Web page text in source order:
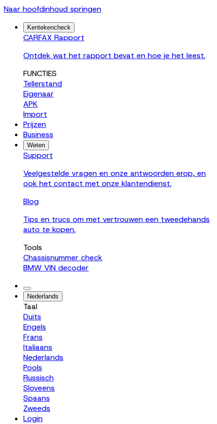
Naar hoofdinhoud springen
Kentekencheck
CARFAX Rapport
Ontdek wat het rapport bevat en hoe je het leest.
FUNCTIES
Tellerstand
Eigenaar
APK
Import
Prijzen
Business
Weten
Support
Veelgestelde vragen en onze antwoorden erop, en
ook het contact met onze klantendienst.
Blog
Tips en trucs om met vertrouwen een tweedehands
auto te kopen.
Tools
Chassisnummer check
BMW VIN decoder
Nederlands
Taal
Duits
Engels
Frans
Italiaans
Nederlands
Pools
Russisch
Sloveens
Spaans
Zweeds
Login